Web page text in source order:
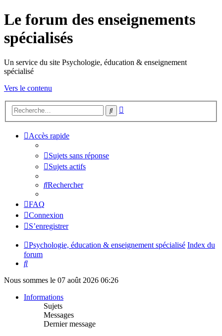
Le forum des enseignements
spécialisés
Un service du site Psychologie, éducation & enseignement
spécialisé
Vers le contenu
Rechercher
Accès rapide
Sujets sans réponse
Sujets actifs
Rechercher
FAQ
Connexion
S’enregistrer
Psychologie, éducation & enseignement spécialisé Index du
forum
Rechercher
Nous sommes le 07 août 2026 06:26
Informations
Sujets
Messages
Dernier message